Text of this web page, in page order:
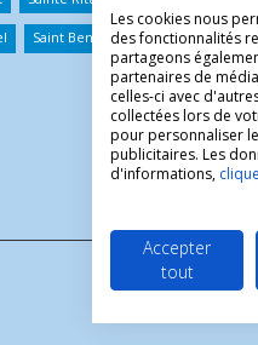
Saint Benoît Saint Christophe
Les cookies nous
des fonctionnalités
partageons
partenaires de
celles-ci avec
collectées lors de
pour personnaliser
publicitaires. Les
d'informations,
Accepter
tout